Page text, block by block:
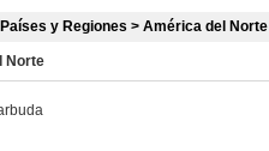
Países y Regiones > América del Norte
Norte